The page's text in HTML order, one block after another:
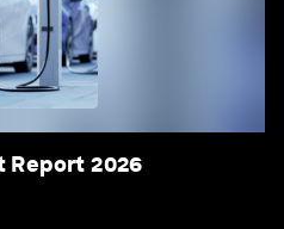
Report 2026